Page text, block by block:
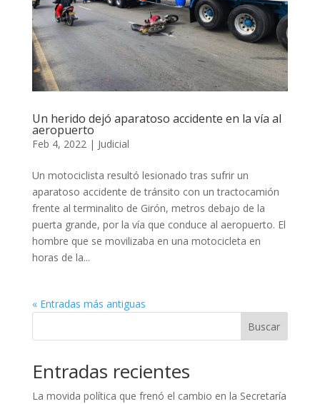
Un herido dejó aparatoso accidente en la vía al
aeropuerto
Feb 4, 2022| Judicial
Un motociclista resultó lesionado tras sufrir un
aparatoso accidente de tránsito con un tractocamión
frente al terminalito de Girón, metros debajo de la
puerta grande, por la vía que conduce al aeropuerto. El
hombre que se movilizaba en una motocicleta en
horas de la...
« Entradas más antiguas
Buscar
Entradas recientes
La movida política que frenó el cambio en la Secretaría